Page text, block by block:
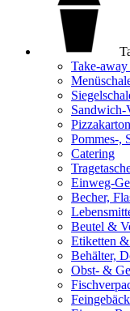
Take-
Sandwich-
Pommes-,
Catering
Einweg-
Becher,
Beutel &
Etiketten
Behälter,
Obst- &